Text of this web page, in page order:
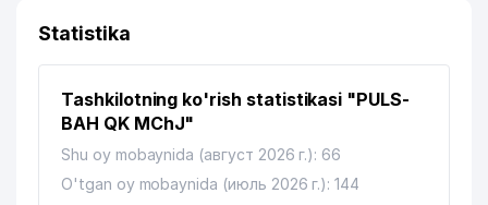
Statistika
Tashkilotning ko'rish statistikasi "PULS-
BAH QK MChJ"
Shu oy mobaynida (август 2026 г.): 66
O'tgan oy mobaynida (июль 2026 г.): 144